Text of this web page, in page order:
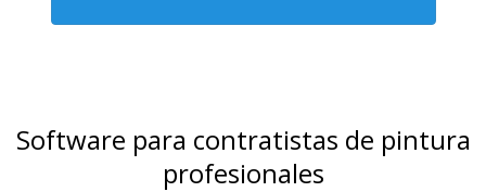
Software para contratistas de pintura
profesionales